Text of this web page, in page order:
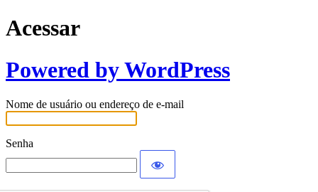
Acessar
Powered by WordPress
Nome de usuário ou endereço de e-mail
Senha